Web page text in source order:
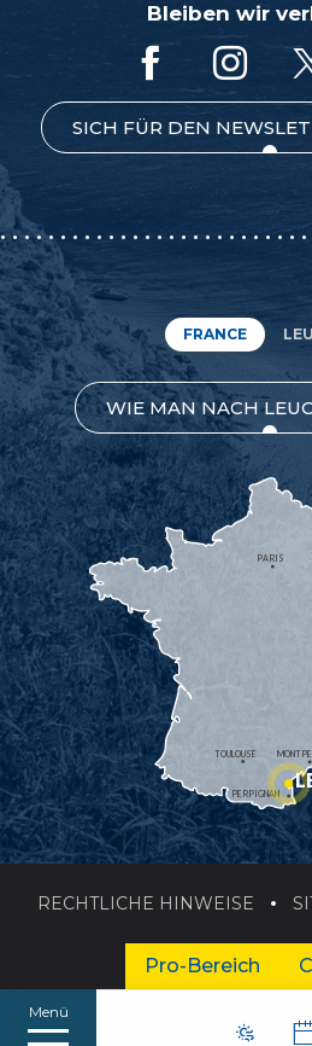
Menü
Bleiben wir
SICH FÜR DEN
FRANCE
WIE MAN NACH
PERPIGNAN
TOULOUSE
PARIS
RECHTLICHE HINWEISE
Pro-Bereich